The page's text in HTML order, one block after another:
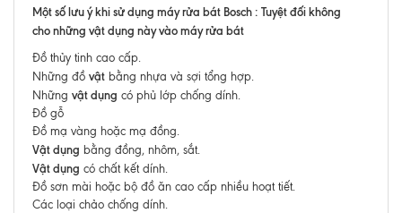
Một số lưu ý khi sử dụng máy rửa bát Bosch : Tuyệt đốikhông
chonhững vật dụng nàyvào máy rửa bát
Đồ thủy tinh cao cấp.
Những đồ vật bằng nhựa và sợi tổng hợp.
Những vật dụng có phủ lớp chống dính.
Đồ gỗ
Đồ mạ vàng hoặc mạ đồng.
Vật dụng bằng đồng, nhôm, sắt.
Vật dụng có chất kết dính.
Đồ sơn mài hoặc bộ đồ ăn cao cấp nhiều hoạt tiết.
Các loại chảo chống dính.